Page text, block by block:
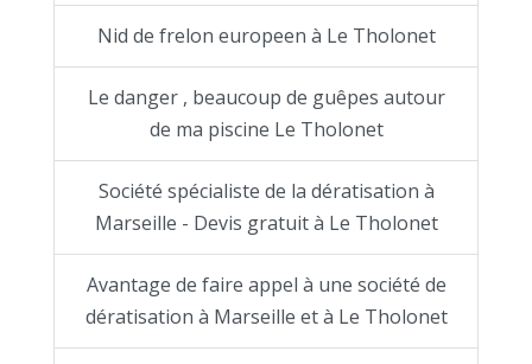
Nid de frelon europeen à Le Tholonet
Le danger , beaucoup de guêpes autour
de ma piscine Le Tholonet
Société spécialiste de la dératisation à
Marseille - Devis gratuit à Le Tholonet
Avantage de faire appel à une société de
dératisation à Marseille et à Le Tholonet